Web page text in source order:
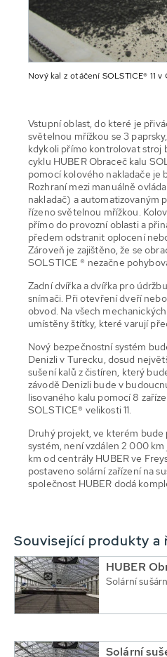
Nový kal z otáčení SOLSTICE® 11 v
Vstupní oblast, do které je
světelnou mřížkou se 3
kdykoli přímo kontrolovat stroj
cyklu HUBER Obraceč kalu
pomocí kolového nakladače je
Rozhraní mezi manuálně
nakladač) a automatizovaným
řízeno světelnou mřížkou.
přímo do provozní oblasti a
předem odstranit oplocení
Zároveň je zajištěno, že se
SOLSTICE ® nezačne
Zadní dvířka a dvířka pro
snímači. Při otevření dveří
obvod. Na všech
umístěny štítky, které varují
Nový bezpečnostní systém
Denizli v Turecku, dosud
sušení kalů z čistíren, který
závodě Denizli bude v
lisovaného kalu pomocí 8
SOLSTICE® velikosti 11.
Druhý projekt, ve kterém
systém, není vzdálen 2 000 km
km od centrály HUBER ve
postaveno solární zařízení na
společnost HUBER dodá
Související produkty a
HUBER
Solární
Solární